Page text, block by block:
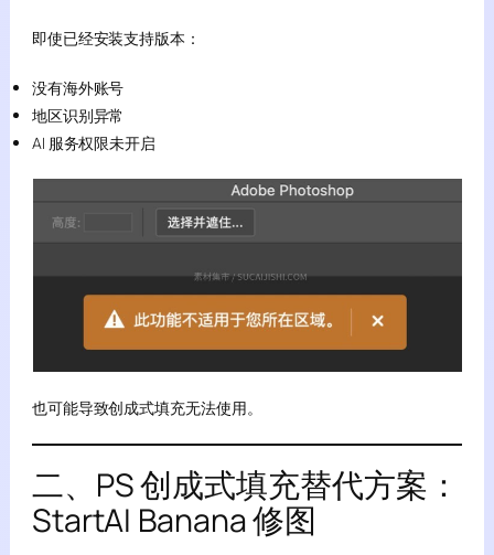
即使已经安装支持版本：
没有海外账号
地区识别异常
AI 服务权限未开启
也可能导致创成式填充无法使用。
二、PS 创成式填充替代方案：
StartAI Banana 修图